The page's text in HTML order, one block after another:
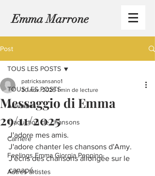
Emma Marrone
Post
TOUS LES POSTS
Actualités
Traduction de chansons
Carrière
Feelings Emma Giorgia Peppino
Autres artistes
TOUS LES POSTS
Messaggio di Emma
29/11/2025
patricksansano1
30 nov. 2025 1 min de lecture
J'adore mes amis.
J'adore chanter les chansons d'Amy.
J'écris des chansons allongée sur le
canapé.